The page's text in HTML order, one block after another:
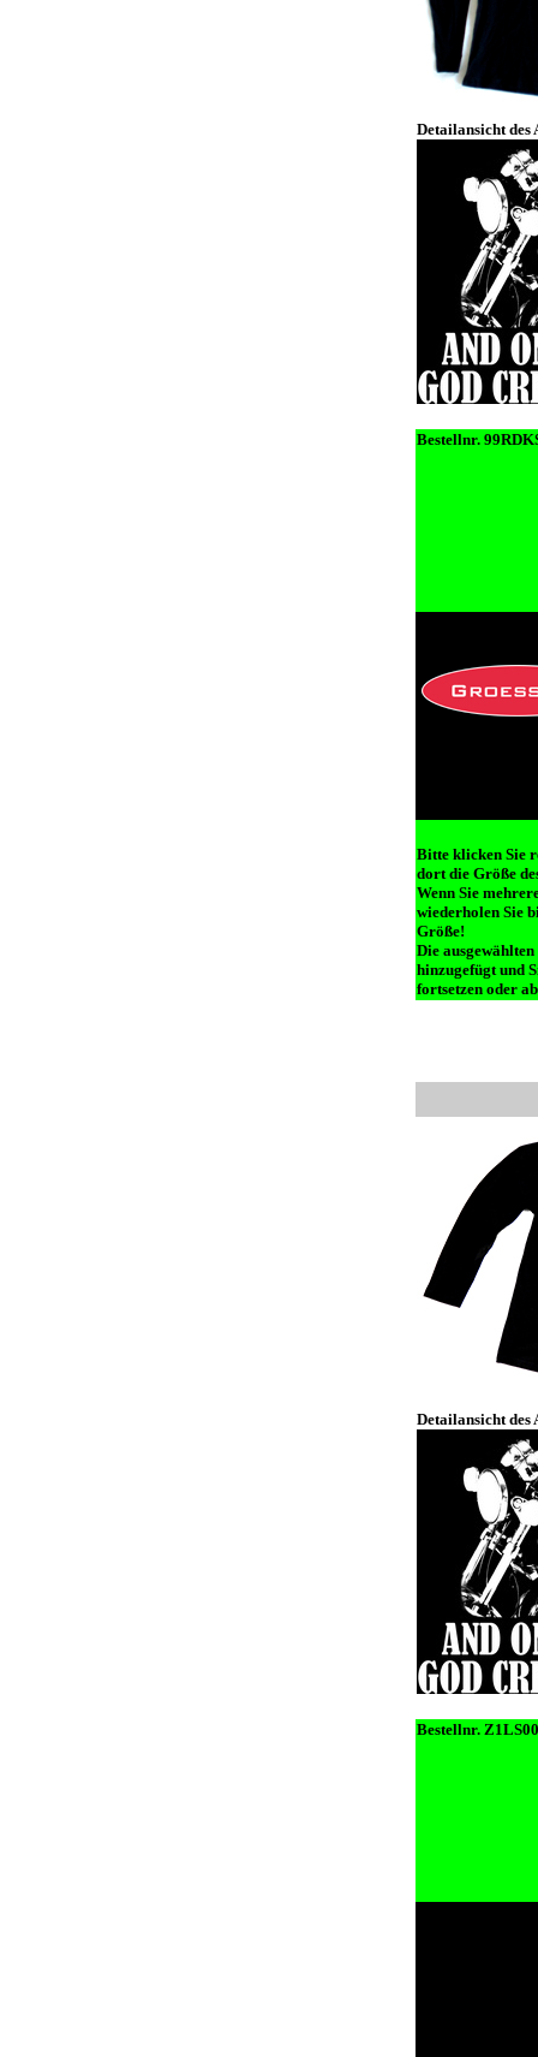
Detailansicht des
Bestellnr.
Bitte klicken Sie
dort die Größe
Wenn Sie
wiederholen Sie
Größe!
Die
hinzugefügt und
fortsetzen oder
Detailansicht des
Bestellnr.